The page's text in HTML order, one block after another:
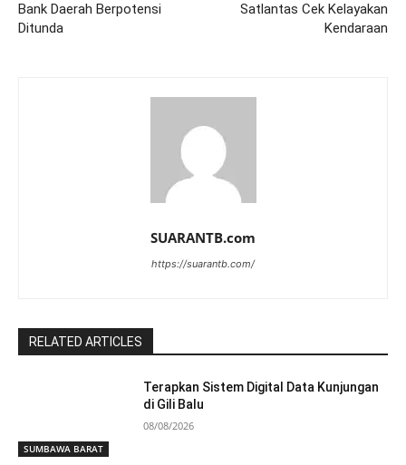
Bank Daerah Berpotensi
Ditunda
Satlantas Cek Kelayakan
Kendaraan
SUARANTB.com
https://suarantb.com/
RELATED ARTICLES
SUMBAWA BARAT
Terapkan Sistem Digital Data Kunjungan
di Gili Balu
08/08/2026